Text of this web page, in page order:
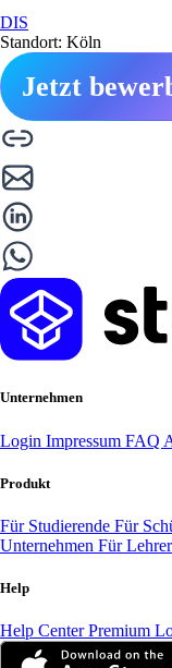
DIS
Standort: Köln
Jetzt
Unternehmen
Login Impressum FAQ
Produkt
Für Studierende Für
Unternehmen Für
Help
Help CenterPremium